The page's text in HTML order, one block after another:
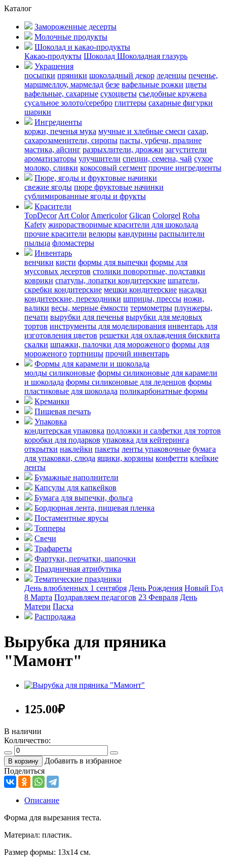
Каталог
Замороженные десерты
Молочные продукты
Шоколад и какао-продукты
Какао-продукты Шоколад Шоколадная глазурь
Украшения
посыпки пряники шоколадный декор леденцы печенье,
маршмеллоу, мармелад безе вафельные рожки цветы
вафельные, сахарные сухоцветы съедобные кружева
сусальное золото/серебро глиттеры сахарные фигурки
шарики
Ингредиенты
коржи, печенья мука мучные и хлебные смеси сахар,
сахарозаменители, сиропы пасты, урбечи, пралине
мастика, айсинг разрыхлители, дрожжи загустители
ароматизаторы улучшители специи, семена, чай сухое
молоко, сливки кокосовый сегмент прочие ингредиенты
Пюре, ягоды и фруктовые начинки
свежие ягоды пюре фруктовые начинки
сублимированные ягоды и фрукты
Красители
TopDecor Art Color Americolor Glican Colorgel Roha
Kafety жирорастворимые красители для шоколада
прочие красители велюры кандурины распылители
пыльца фломастеры
Инвентарь
венчики кисти формы для выпечки формы для
муссовых десертов столики поворотные, подставки
коврики cпатулы, лопатки кондитерские шпатели,
скребки кондитерские мешки кондитерские насадки
кондитерские, переходники шприцы, прессы ножи,
валики весы, мерные ёмкости термометры плунжеры,
печати вырубки для печенья вырубки для медовых
тортов инструменты для моделирования инвентарь для
изготовления цветов решетки для охлаждения бисквита
скалки шпажки, палочки для мороженого формы для
мороженого тортницы прочий инвентарь
Формы для карамели и шоколада
молды силиконовые формы силиконовые для карамели
и шоколада формы силиконовые для леденцов формы
пластиковые для шоколада поликарбонатные формы
Креманки
Пищевая печать
Упаковка
кондитерская упаковка подложки и салфетки для тортов
коробки для подарков упаковка для кейтеринга
открытки наклейки пакеты ленты упаковочные бумага
для упаковки, слюда ящики, корзины конфетти клейкие
ленты
Бумажные наполнители
Капсулы для капкейков
Бумага для выпечки, фольга
Бордюрная лента, пищевая пленка
Постаментные ярусы
Топперы
Свечи
Трафареты
Фартуки, перчатки, шапочки
Праздничная атрибутика
Тематические праздники
День влюбленных 1 сентября День Рождения Новый Год
8 Марта Поздравляем педагогов 23 Февраля День
Матери Пасха
Распродажа
Вырубка для пряника
"Мамонт"
125.00₽
В наличии
Колличество:
В корзину
Добавить в избранное
Поделиться
Описание
Форма для вырезания теста.
Материал: пластик.
Размер формы: 13х14 см.